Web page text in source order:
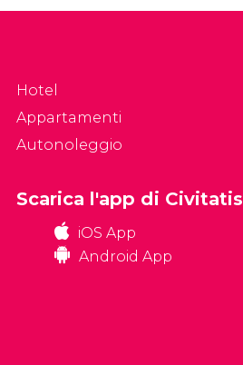
Hotel
Appartamenti
Autonoleggio
Scarica l'app di Civitatis
iOS App
Android App